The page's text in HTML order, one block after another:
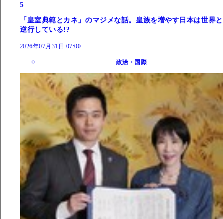
5
「皇室典範とカネ」のマジメな話。皇族を増やす日本は世界と
逆行している!?
2026年07月31日 07:00
政治・国際